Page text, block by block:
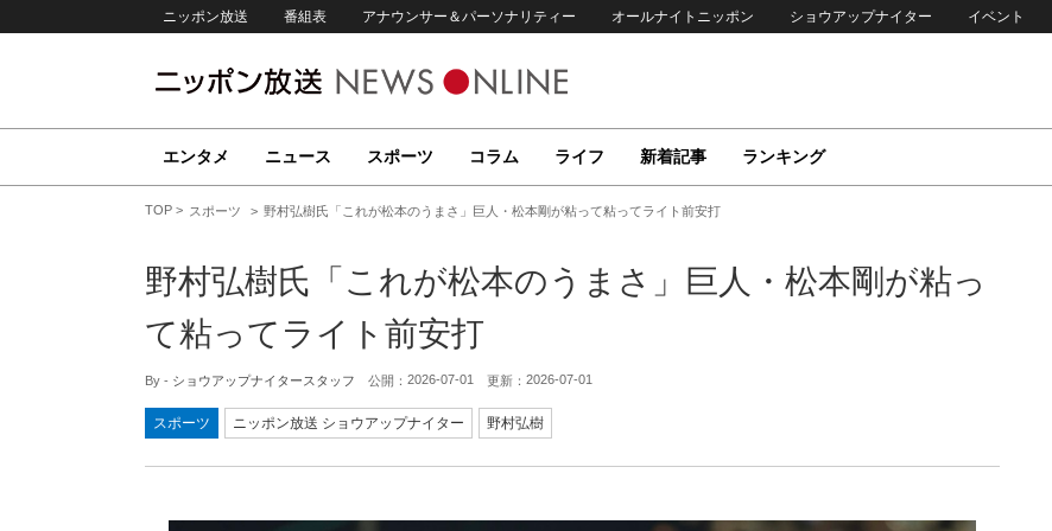
ニッポン放送 番組表 アナウンサー＆パーソナリティー オールナイトニッポン ショウアップナイター イベント
エンタメ ニュース スポーツ コラム ライフ 新着記事 ランキング
TOP スポーツ 野村弘樹氏「これが松本のうまさ」巨人・松本剛が粘って粘ってライト前安打
野村弘樹氏「これが松本のうまさ」巨人・松本剛が粘っ
て粘ってライト前安打
By - ショウアップナイタースタッフ 公開： 2026-07-01 更新： 2026-07-01
スポーツ ニッポン放送 ショウアップナイター 野村弘樹